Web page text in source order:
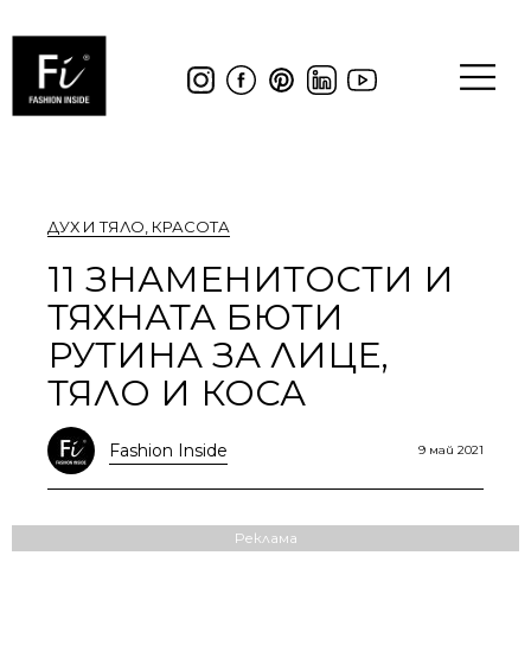
ДУХ И ТЯЛО КРАСОТА
11 ЗНАМЕНИТОСТИ И
ТЯХНАТА БЮТИ
РУТИНА ЗА ЛИЦЕ,
ТЯЛО И КОСА
Fashion Inside 9 май 2021
Реклама